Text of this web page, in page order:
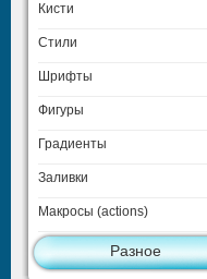
Кисти
Стили
Шрифты
Фигуры
Градиенты
Заливки
Макросы (actions)
Разное